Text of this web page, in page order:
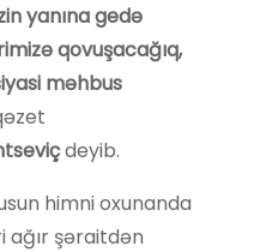
yanına gedə
qovuşacağıq,
məhbus
deyib.
himni oxunanda
ağır şəraitdən